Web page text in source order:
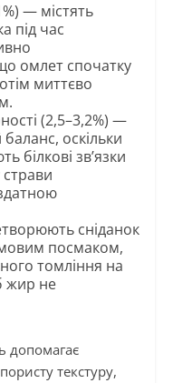
— містять
під час
омлет спочатку
миттєво
(2,5–3,2%) —
оскільки
білкові зв’язки
сніданок
посмаком,
томління на
жир не
допомагає
текстуру,